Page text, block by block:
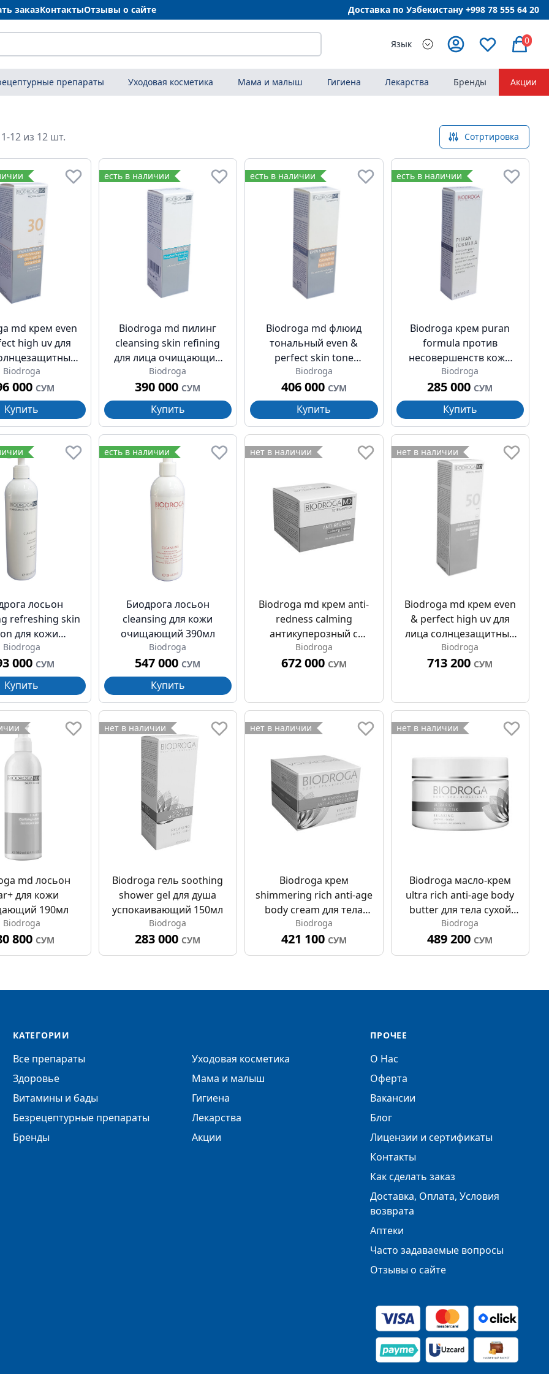
заказКонтактыОтзывы о сайте Доставка по Узбекистану +998 78 555 64 20
Язык 0
препараты Уходовая косметика Мама и малыш Гигиена Лекарства Бренды Акции
12 из 12 шт. Сотртировка
md крем even
high uv для
spf 30 75мл
Biodroga
000 СУМ
Купить
есть в наличии
Biodroga md пилинг
cleansing skin refining
для лица очищающий
30мл
Biodroga
390 000 СУМ
Купить
есть в наличии
Biodroga md флюид
тональный even &
perfect skin tone
корректирующий spf 15
30мл
Biodroga
406 000 СУМ
Купить
есть в наличии
Biodroga крем puran
formula против
несовершенств кожи
15мл
Biodroga
285 000 СУМ
Купить
лосьон
refreshing skin
для кожи
390мл
Biodroga
000 СУМ
Купить
есть в наличии
Биодрога лосьон
cleansing для кожи
очищающий 390мл
Biodroga
547 000 СУМ
Купить
нет в наличии
Biodroga md крем anti-
redness calming
антикуперозный с
тетрапептидами 50мл
Biodroga
672 000 СУМ
нет в наличии
Biodroga md крем even
& perfect high uv для
лица солнцезащитный
spf 50 75мл
Biodroga
713 200 СУМ
md лосьон
для кожи
190мл
Biodroga
800 СУМ
нет в наличии
Biodroga гель soothing
shower gel для душа
успокаивающий 150мл
Biodroga
283 000 СУМ
нет в наличии
Biodroga крем
shimmering rich anti-age
body cream для тела
антивозрастной 200мл
Biodroga
421 100 СУМ
нет в наличии
Biodroga масло-крем
ultra rich anti-age body
butter для тела сухой
для кожи 200мл
Biodroga
489 200 СУМ
КАТЕГОРИИ
Все препараты
Здоровье
Витамины и бады
Безрецептурные препараты
Бренды
Уходовая косметика
Мама и малыш
Гигиена
Лекарства
Акции
ПРОЧЕЕ
О Нас
Оферта
Вакансии
Блог
Лицензии и сертификаты
Контакты
Как сделать заказ
Доставка, Оплата, Условия
возврата
Аптеки
Часто задаваемые вопросы
Отзывы о сайте